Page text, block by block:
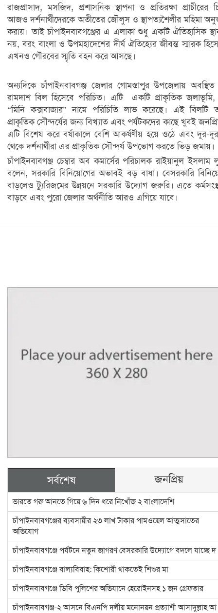
রাজপ্রাসাদ, মসজিদ, প্রশাসনিক স্থাপনা ও প্রতিরক্ষা প্রাচীরের
আজও দর্শনার্থীদেরকে অতীতের জৌলুস ও স্থাপত্যশৈলীর মহিমা
করায়। তাই চাঁপাইনবাবগঞ্জের এ এলাকা শুধু একটি ঐতিহাসিক
নয়, বরং বাংলা ও উপমহাদেশের দীর্ঘ ঐতিহ্যের জীবন্ত স্মারক
এখনও গৌরবের স্মৃতি বহন করে আসছে।
অন্যদিকে চাঁপাইনবাবগঞ্জ জেলার গোমস্তাপুর উপজেলায় অবস্থিত
রামদাশ বিল হিসেবে পরিচিত। এটি একটি প্রাকৃতিক জলাভূমি,
“মিনি কক্সবাজার” নামে পরিচিতি লাভ করেছে। এই বিলটি
প্রাকৃতিক সৌন্দর্যের জন্য বিখ্যাত এবং পর্যটকদের কাছে খুবই
এটি বিশেষ করে বর্ষাকালে বেশি আকর্ষণীয় হয়ে ওঠে এবং দূর-
থেকে দর্শনার্থীরা এর প্রাকৃতিক সৌন্দর্য উপভোগ করতে ভিড় জমায়।
চাঁপাইনবাবগঞ্জ চেম্বার অব কমার্সের পরিচালক রাইয়ানুল ইসলাম
বলেন, সরকারি বিনিয়োগের অভাবই বড় বাধা। বেসরকারি
বাড়লেও ট্যুরিজমের উন্নয়নে সরকারি উদ্যোগ জরুরি। এতে
বাড়বে এবং পুরো জেলার অর্থনীতি আরও এগিয়ে যাবে।
সর্বশেষ জনপ্রিয়
ভারতে গরু আনতে গিয়ে ৬ দিন ধরে নিখোঁজ ২ বাংলাদেশি
চাঁপাইনবাবগঞ্জের ব্যবসায়ীর ২৩ লাখ টাকার পামওয়েল আত্মসাতের
অভিযোগ
চাঁপাইনবাবগঞ্জে পর্যটনে নতুন জাগরণ বেসরকারি উদ্যোগে বদলে যাচ্ছে দ
চাঁপাইনবাবগঞ্জে বাল্যবিবাহ: কিশোরী থাকতেই শিশুর মা
চাঁপাইনবাবগঞ্জে ডিবি পুলিশের অভিযানে হেরোইনসহ ১ জন গ্রেফতার
চাঁপাইনবাবগঞ্জ-২ আসনে বিএনপি দলীয় মনোনয়ন প্রত্যাশী আসাদুল্লাহ আ